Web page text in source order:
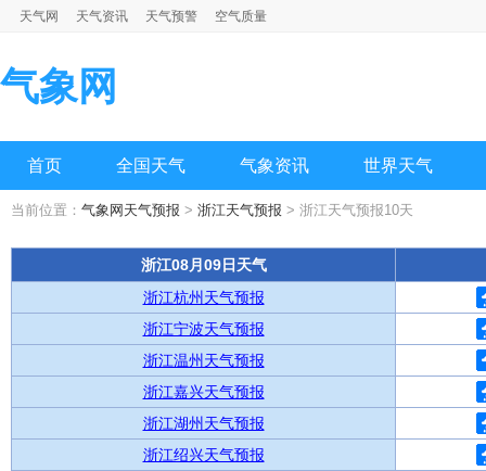
天气网 天气资讯 天气预警 空气质量
气象网
首页 全国天气 气象资讯 世界天气
当前位置： 气象网天气预报 > 浙江天气预报 > 浙江天气预报10天
浙江08月09日天气
浙江杭州天气预报
浙江宁波天气预报
浙江温州天气预报
浙江嘉兴天气预报
浙江湖州天气预报
浙江绍兴天气预报